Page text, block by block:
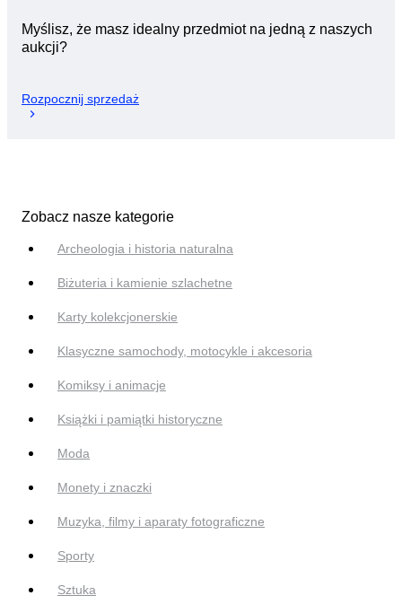
Myślisz, że masz idealny przedmiot na jedną z naszych
aukcji?
Rozpocznij sprzedaż
Zobacz nasze kategorie
Archeologia i historia naturalna
Biżuteria i kamienie szlachetne
Karty kolekcjonerskie
Klasyczne samochody, motocykle i akcesoria
Komiksy i animacje
Książki i pamiątki historyczne
Moda
Monety i znaczki
Muzyka, filmy i aparaty fotograficzne
Sporty
Sztuka